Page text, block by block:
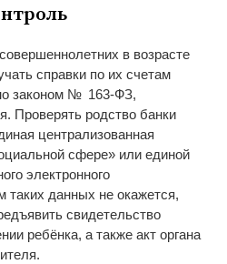
в возрасте
справки по их счетам
законом № 163-ФЗ,
Проверять родство банки
централизованная
сфере» или единой
электронного
таких данных не окажется,
свидетельство
ребёнка, а также акт органа